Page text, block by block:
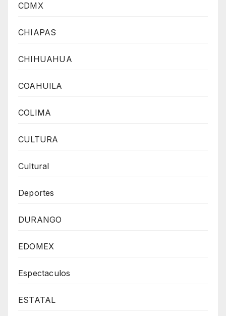
CDMX
CHIAPAS
CHIHUAHUA
COAHUILA
COLIMA
CULTURA
Cultural
Deportes
DURANGO
EDOMEX
Espectaculos
ESTATAL